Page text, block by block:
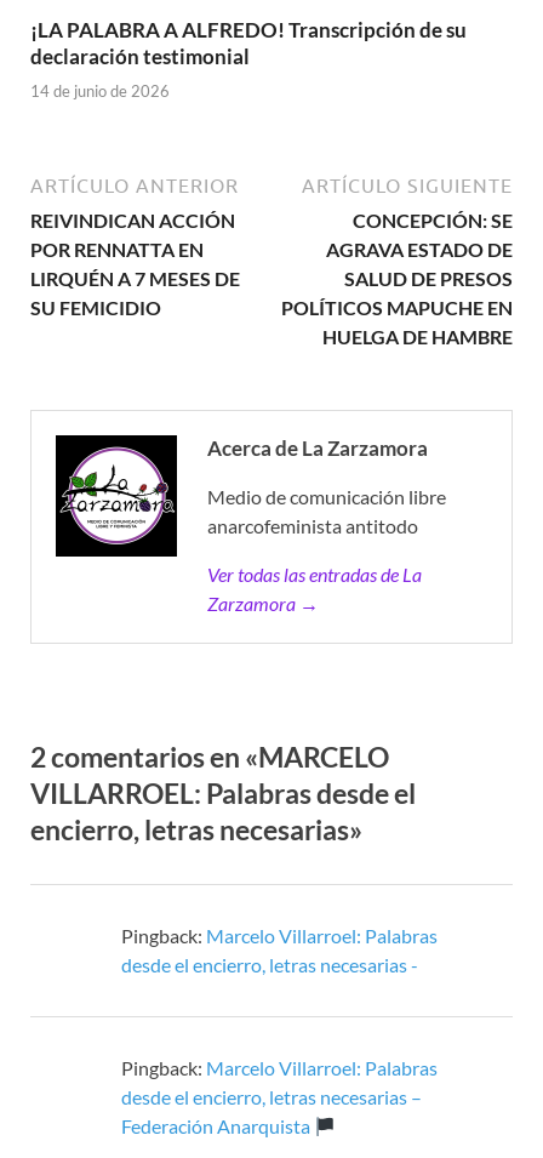
¡LA PALABRA A ALFREDO! Transcripción de su
declaración testimonial
14 de junio de 2026
ARTÍCULO ANTERIOR
REIVINDICAN ACCIÓN
POR RENNATTA EN
LIRQUÉN A 7 MESES DE
SU FEMICIDIO
ARTÍCULO SIGUIENTE
CONCEPCIÓN: SE
AGRAVA ESTADO DE
SALUD DE PRESOS
POLÍTICOS MAPUCHE EN
HUELGA DE HAMBRE
Acerca de La Zarzamora
Medio de comunicación libre
anarcofeminista antitodo
Ver todas las entradas de La
Zarzamora →
2 comentarios en «MARCELO
VILLARROEL: Palabras desde el
encierro, letras necesarias»
Pingback: Marcelo Villarroel: Palabras
desde el encierro, letras necesarias -
Pingback: Marcelo Villarroel: Palabras
desde el encierro, letras necesarias –
Federación Anarquista